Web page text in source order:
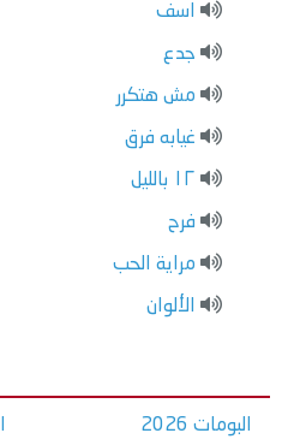
اسف
جدع
مش هتكرر
غيابه فرق
١٢ بالليل
فرح
مراية الحب
الألوان
البومات 2026